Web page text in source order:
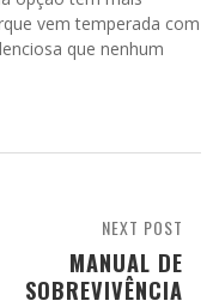
vem temperada com
que nenhum
NEXT POST
MANUAL DE
SOBREVIVÊNCIA